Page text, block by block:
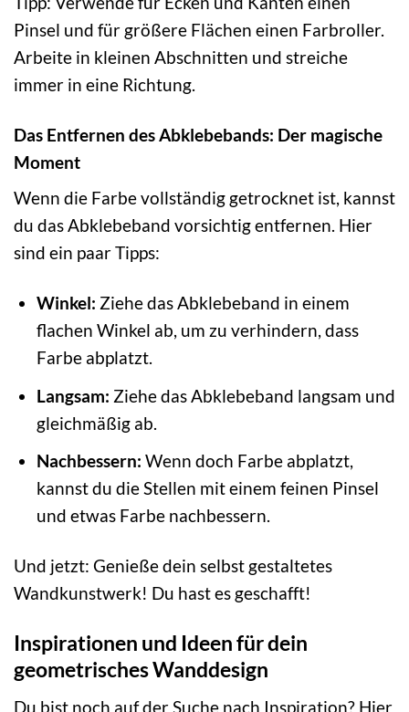
Pinsel und für größere Flächen einen Farbroller.
Arbeite in kleinen Abschnitten und streiche
immer in eine Richtung.
Das Entfernen des Abklebebands: Der magische
Moment
Wenn die Farbe vollständig getrocknet ist, kannst
du das Abklebeband vorsichtig entfernen. Hier
sind ein paar Tipps:
Winkel: Ziehe das Abklebeband in einem
flachen Winkel ab, um zu verhindern, dass
Farbe abplatzt.
Langsam: Ziehe das Abklebeband langsam und
gleichmäßig ab.
Nachbessern: Wenn doch Farbe abplatzt,
kannst du die Stellen mit einem feinen Pinsel
und etwas Farbe nachbessern.
Und jetzt: Genieße dein selbst gestaltetes
Wandkunstwerk! Du hast es geschafft!
Inspirationen und Ideen für dein
geometrisches Wanddesign
Du bist noch auf der Suche nach Inspiration? Hier